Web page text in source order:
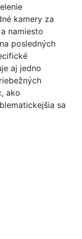
kamery za
namiesto
posledných
aj jedno
ako
sa